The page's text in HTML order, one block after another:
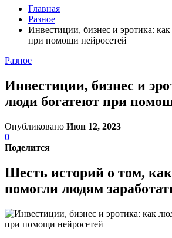
Главная
Разное
Инвестиции, бизнес и эротика:
при помощи нейросетей
Разное
Инвестиции, бизнес и
люди богатеют при
Опубликовано Июн 12, 2023
0
Поделится
Шесть историй о том,
помогли людям